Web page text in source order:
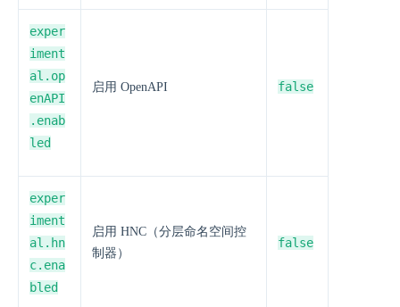
exper
iment
al.op
enAPI
.enab
led
启用 OpenAPI false
exper
iment
al.hn
c.ena
bled
启用 HNC（分层命名空间控
制器）
false